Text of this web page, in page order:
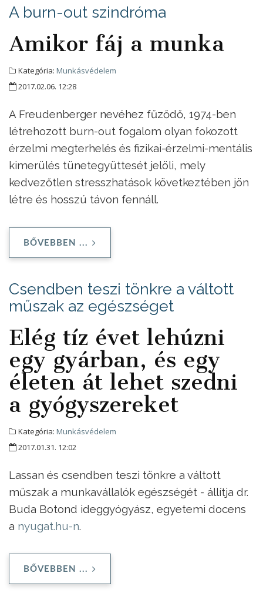
A burn-out szindróma
Amikor fáj a munka
Kategória: Munkásvédelem
2017.02.06. 12:28
A Freudenberger nevéhez fűződő, 1974-ben
létrehozott burn-out fogalom olyan fokozott
érzelmi megterhelés és fizikai-érzelmi-mentális
kimerülés tünetegyüttesét jelöli, mely
kedvezőtlen stresszhatások következtében jön
létre és hosszú távon fennáll.
BŐVEBBEN ...
Csendben teszi tönkre a váltott
műszak az egészséget
Elég tíz évet lehúzni
egy gyárban, és egy
életen át lehet szedni
a gyógyszereket
Kategória: Munkásvédelem
2017.01.31. 12:02
Lassan és csendben teszi tönkre a váltott
műszak a munkavállalók egészségét - állítja dr.
Buda Botond ideggyógyász, egyetemi docens
a nyugat.hu-n.
BŐVEBBEN ...